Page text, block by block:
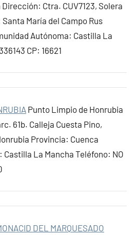
Ctra. CUV7123, Solera
María del Campo Rus
Autónoma: Castilla La
CP: 16621
Punto Limpio de Honrubia
61b. Calleja Cuesta Pino,
Provincia: Cuenca
La Mancha Teléfono: NO
DEL MARQUESADO